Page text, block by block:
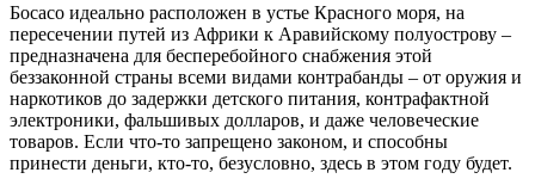
Босасо идеально расположен в устье Красного моря, на
пересечении путей из Африки к Аравийскому полуострову –
предназначена для бесперебойного снабжения этой
беззаконной страны всеми видами контрабанды – от оружия и
наркотиков до задержки детского питания, контрафактной
электроники, фальшивых долларов, и даже человеческие
товаров. Если что-то запрещено законом, и способны
принести деньги, кто-то, безусловно, здесь в этом году будет.